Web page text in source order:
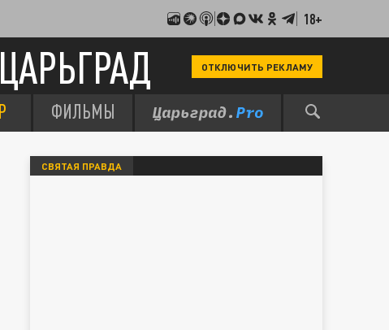
18+
ЦАРЬГРАД ОТКЛЮЧИТЬ РЕКЛАМУ
ФИЛЬМЫ
СВЯТАЯ ПРАВДА